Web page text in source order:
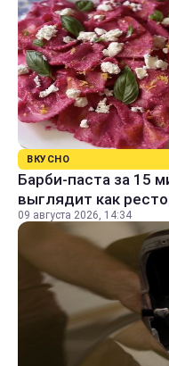
ВКУСНО
Барби-паста за 15
выглядит как
09 августа 2026, 14:34